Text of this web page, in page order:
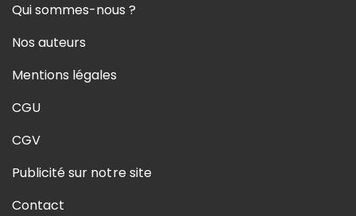
Qui sommes-nous ?
Nos auteurs
Mentions légales
CGU
CGV
Publicité sur notre site
Contact